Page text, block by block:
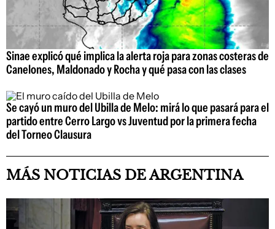
Sinae explicó qué implica la alerta roja para zonas costeras de
Canelones, Maldonado y Rocha y qué pasa con las clases
Se cayó un muro del Ubilla de Melo: mirá lo que pasará para el
partido entre Cerro Largo vs Juventud por la primera fecha
del Torneo Clausura
MÁS NOTICIAS DE ARGENTINA